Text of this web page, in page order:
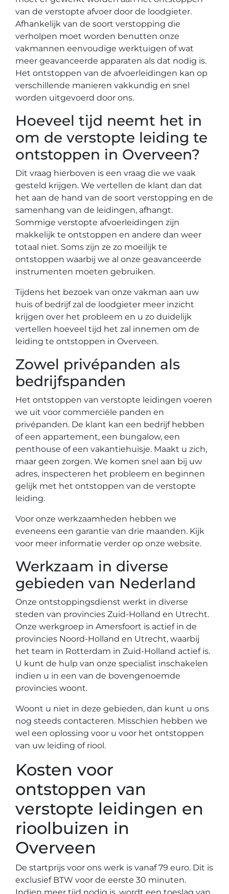
van de verstopte afvoer door de loodgieter.
Afhankelijk van de soort verstopping die
verholpen moet worden benutten onze
vakmannen eenvoudige werktuigen of wat
meer geavanceerde apparaten als dat nodig is.
Het ontstoppen van de afvoerleidingen kan op
verschillende manieren vakkundig en snel
worden uitgevoerd door ons.
Hoeveel tijd neemt het in
om de verstopte leiding te
ontstoppen in Overveen?
Dit vraag hierboven is een vraag die we vaak
gesteld krijgen. We vertellen de klant dan dat
het aan de hand van de soort verstopping en de
samenhang van de leidingen, afhangt.
Sommige verstopte afvoerleidingen zijn
makkelijk te ontstoppen en andere dan weer
totaal niet. Soms zijn ze zo moeilijk te
ontstoppen waarbij we al onze geavanceerde
instrumenten moeten gebruiken.
Tijdens het bezoek van onze vakman aan uw
huis of bedrijf zal de loodgieter meer inzicht
krijgen over het probleem en u zo duidelijk
vertellen hoeveel tijd het zal innemen om de
leiding te ontstoppen in Overveen.
Zowel privépanden als
bedrijfspanden
Het ontstoppen van verstopte leidingen voeren
we uit voor commerciële panden en
privépanden. De klant kan een bedrijf hebben
of een appartement, een bungalow, een
penthouse of een vakantiehuisje. Maakt u zich,
maar geen zorgen. We komen snel aan bij uw
adres, inspecteren het probleem en beginnen
gelijk met het ontstoppen van de verstopte
leiding.
Voor onze werkzaamheden hebben we
eveneens een garantie van drie maanden. Kijk
voor meer informatie verder op onze website.
Werkzaam in diverse
gebieden van Nederland
Onze ontstoppingsdienst werkt in diverse
steden van provincies Zuid-Holland en Utrecht.
Onze werkgroep in Amersfoort is actief in de
provincies Noord-Holland en Utrecht, waarbij
het team in Rotterdam in Zuid-Holland actief is.
U kunt de hulp van onze specialist inschakelen
indien u in een van de bovengenoemde
provincies woont.
Woont u niet in deze gebieden, dan kunt u ons
nog steeds contacteren. Misschien hebben we
wel een oplossing voor u voor het ontstoppen
van uw leiding of riool.
Kosten voor
ontstoppen van
verstopte leidingen en
rioolbuizen in
Overveen
De startprijs voor ons werk is vanaf 79 euro. Dit is
exclusief BTW voor de eerste 30 minuten.